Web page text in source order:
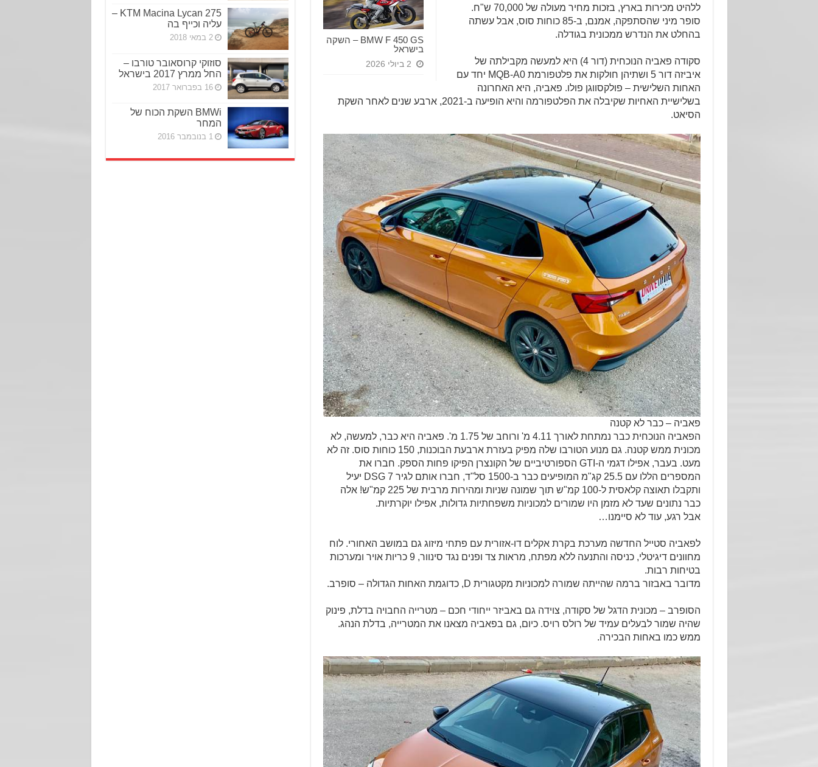
BMW F 450 GS – השקה
בישראל
2 ביולי 2026
ללהיט מכירות בארץ, בזכות מחיר מעולה של 70,000 ש"ח.
סופר מיני שהסתפקה, אמנם, ב-85 כוחות סוס, אבל עשתה
בהחלט את הנדרש ממכונית בגודלה.
סקודה פאביה הנוכחית (דור 4) היא למעשה מקבילתה של
איביזה דור 5 ושתיהן חולקות את פלטפורמת MQB-A0 יחד עם
האחות השלישית – פולקסווגן פולו. פאביה, היא האחרונה
בשלישיית האחיות שקיבלה את הפלטפורמה והיא הופיעה ב-2021, ארבע שנים לאחר השקת
הסיאט.
פאביה – כבר לא קטנה
הפאביה הנוכחית כבר נמתחת לאורך 4.11 מ' ורוחב של 1.75 מ'. פאביה היא כבר, למעשה, לא
מכונית ממש קטנה. גם מנוע הטורבו שלה מפיק בעזרת ארבעת הבוכנות, 150 כוחות סוס. זה לא
מעט. בעבר, אפילו דגמי ה-GTI הספורטיביים של הקונצרן הפיקו פחות הספק. חברו את
המספרים הללו עם 25.5 קג"מ המופיעים כבר ב-1500 סל"ד, חברו אותם לגיר DSG 7 יעיל
ותקבלו תאוצה קלאסית ל-100 קמ"ש תוך שמונה שניות ומהירות מרבית של 225 קמ"ש! אלה
כבר נתונים שעד לא מזמן היו שמורים למכוניות משפחתיות גדולות, אפילו יוקרתיות.
אבל רגע, עוד לא סיימנו…
לפאביה סטייל החדשה מערכת בקרת אקלים דו-אזורית עם פתחי מיזוג גם במושב האחורי. לוח
מחוונים דיגיטלי, כניסה והתנעה ללא מפתח, מראות צד ופנים נגד סינוור, 9 כריות אויר ומערכות
בטיחות רבות.
מדובר באבזור ברמה שהייתה שמורה למכוניות מקטגורית D, כדוגמת האחות הגדולה – סופרב.
הסופרב – מכונית הדגל של סקודה, צוידה גם באביזר ייחודי חכם – מטרייה החבויה בדלת, פינוק
שהיה שמור לבעלים עמיד של רולס רויס. כיום, גם בפאביה מצאנו את המטרייה, בדלת הנהג.
ממש כמו באחות הבכירה.
KTM Macina Lycan 275 –
עליה וכייף בה
2 במאי 2018
סוזוקי קרוסאובר טורבו –
החל ממרץ 2017 בישראל
16 בפברואר 2017
BMWi השקת הכוח של
המחר
1 בנובמבר 2016